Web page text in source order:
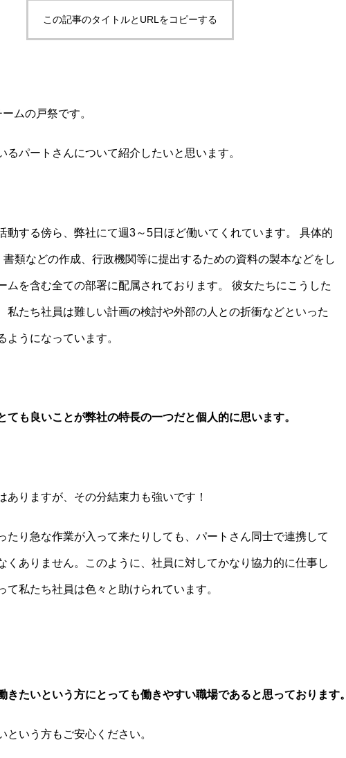
この記事のタイトルとURLをコピーする
ムの戸祭です。
るパートさんについて紹介したいと思います。
動する傍ら、弊社にて週3～5日ほど働いてくれています。 具体的
類などの作成、行政機関等に提出するための資料の製本などをし
ムを含む全ての部署に配属されております。 彼女たちにこうした
私たち社員は難しい計画の検討や外部の人との折衝などといった
ようになっています。
ても良いことが弊社の特長の一つだと個人的に思います。
ありますが、その分結束力も強いです！
たり急な作業が入って来たりしても、パートさん同士で連携して
くありません。このように、社員に対してかなり協力的に仕事し
て私たち社員は色々と助けられています。
きたいという方にとっても働きやすい職場であると思っております。
いう方もご安心ください。